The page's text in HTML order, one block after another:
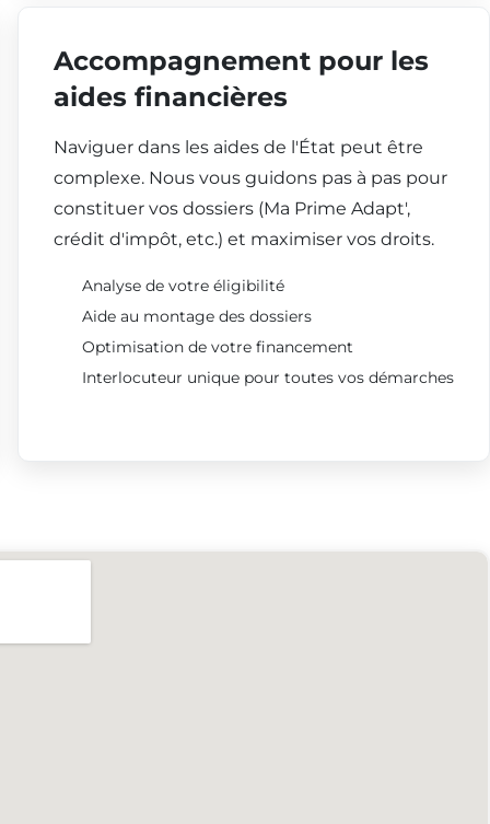
Accompagnement pour les
aides financières
Naviguer dans les aides de l'État peut être
complexe. Nous vous guidons pas à pas pour
constituer vos dossiers (Ma Prime Adapt',
crédit d'impôt, etc.) et maximiser vos droits.
Analyse de votre éligibilité
Aide au montage des dossiers
Optimisation de votre financement
Interlocuteur unique pour toutes vos démarches